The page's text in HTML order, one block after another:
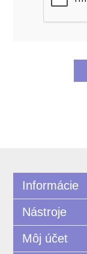
Informácie
Nástroje
Môj účet